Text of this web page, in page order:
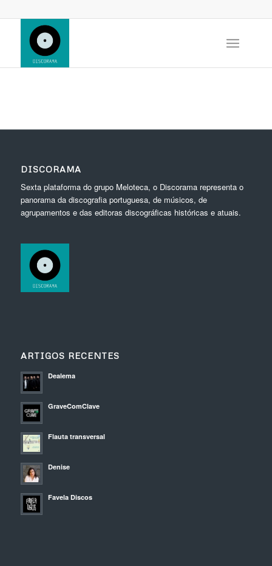
DISCORAMA
Sexta plataforma do grupo Meloteca, o Discorama representa o
panorama da discografia portuguesa, de músicos, de
agrupamentos e das editoras discográficas históricas e atuais.
ARTIGOS RECENTES
Dealema
GraveComClave
Flauta transversal
Denise
Favela Discos